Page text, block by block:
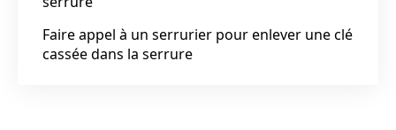
Faire appel à un serrurier pour enlever une clé
cassée dans la serrure